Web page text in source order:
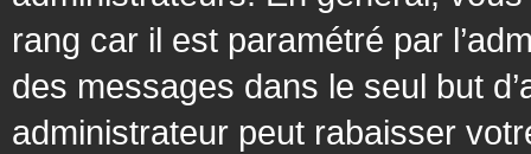
rang car il est paramétré par
des messages dans le seul but
administrateur peut rabaisser